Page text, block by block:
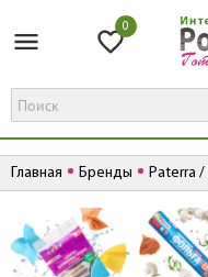
0
Главная Бренды Paterra /